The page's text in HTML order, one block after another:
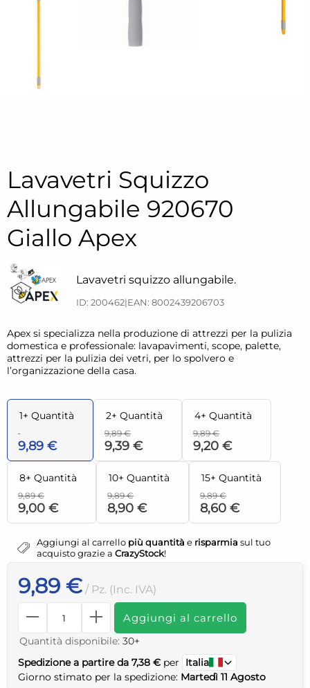
Lavavetri Squizzo
Allungabile 920670
Giallo Apex
Lavavetri squizzo allungabile.
ID: 200462|EAN: 8002439206703
Apex si specializza nella produzione di attrezzi per la pulizia
domestica e professionale: lavapavimenti, scope, palette,
attrezzi per la pulizia dei vetri, per lo spolvero e
l’organizzazione della casa.
1+ Quantità
9,89 €
2+ Quantità
9,89 €
9,39 €
4+ Quantità
9,89 €
9,20 €
8+ Quantità
9,89 €
9,00 €
10+ Quantità
9,89 €
8,90 €
15+ Quantità
9,89 €
8,60 €
Aggiungi al carrello più quantità e risparmia sul tuo
acquisto grazie a CrazyStock!
9,89 € / Pz. (Inc. IVA)
Aggiungi al carrello
Quantità disponibile: 30+
Spedizione a partire da 7,38 € per
Italia
Giorno stimato per la spedizione: Martedì 11 Agosto